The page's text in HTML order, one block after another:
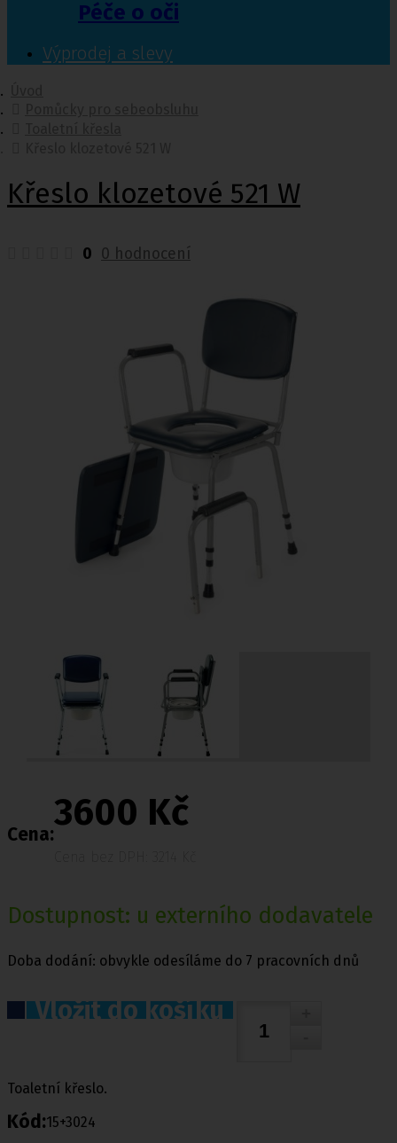
Péče o oči
Výprodej a slevy
Křeslo klozetové 521 W
0 0 hodnocení
Cena:
3600 Kč
Dostupnost: u externího dodavatele
Doba dodání: obvykle odesíláme do 7 pracovních dnů
Vložit do košíku
Toaletní křeslo.
Kód:15+3024